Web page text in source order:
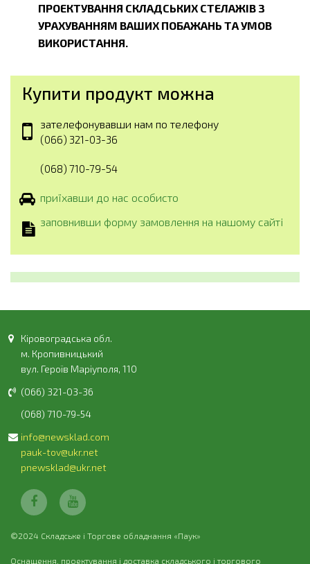
ПРОЕКТУВАННЯ СКЛАДСЬКИХ СТЕЛАЖІВ З
УРАХУВАННЯМ ВАШИХ ПОБАЖАНЬ ТА УМОВ
ВИКОРИСТАННЯ.
Купити продукт можна
зателефонувавши нам по телефону
(066) 321-03-36
(068) 710-79-54
приїхавши до нас особисто
заповнивши форму замовлення на нашому сайті
Кіровоградська обл.
м. Кропивницький
вул. Героїв Маріуполя, 110
(066) 321-03-36
(068) 710-79-54
info@newsklad.com
pauk-tov@ukr.net
pnewsklad@ukr.net
©2024 Складське і Торгове обладнання «Паук»
Оснащення, проектування і доставка складського і торгового